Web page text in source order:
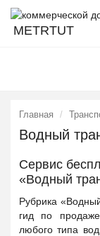
METRTUT
Главная
Водный
Сервис
«Водный
Рубрика
гид по
любого типа